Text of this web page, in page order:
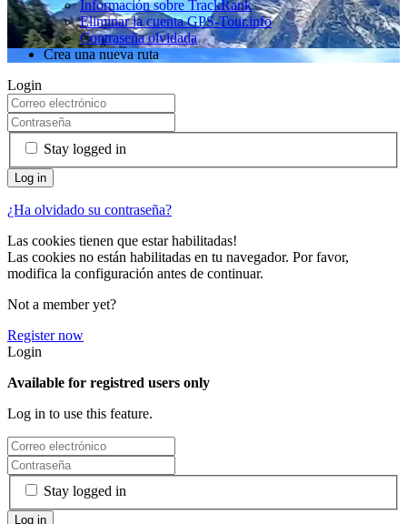
Información sobre TrackRank
Eliminar la cuenta GPS-Tour.info
Contraseña olvidada
Crea una nueva ruta
Login
Stay logged in
¿Ha olvidado su contraseña?
Las cookies tienen que estar habilitadas!
Las cookies no están habilitadas en tu navegador. Por favor,
modifica la configuración antes de continuar.
Not a member yet?
Register now
Login
Available for registred users only
Log in to use this feature.
Stay logged in